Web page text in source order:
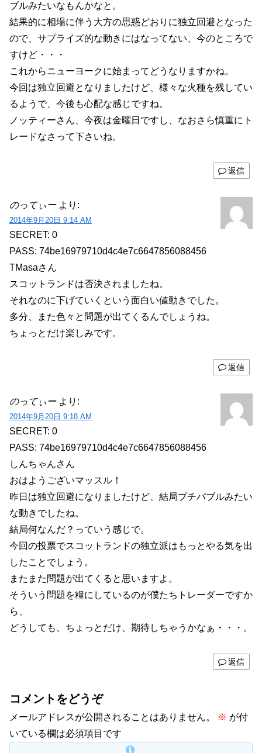
ブルみたいなもんかなと。
結果的に相場に伴う大方の思惑どおりに独立回避となった
ので、サプライズ的な動きにはなってない、今のところで
すけど・・・
これからニューヨークに始まってどうなりますかね。
今回は独立回避となりましたけど、様々な火種を残してい
るようで、今後も心配な感じですね。
ノッティーさん、今夜は金曜日ですし、なおさら慎重にト
レードなさって下さいね。
返信
のってぃー より:
2014年9月20日 9:14 AM
SECRET: 0
PASS: 74be16979710d4c4e7c6647856088456
TMasaさん
スコットランドは否決されましたね。
それなのに下げていくという面白い値動きでした。
多分、また色々と問題が出てくるんでしょうね。
ちょっとだけ楽しみです。
返信
のってぃー より:
2014年9月20日 9:18 AM
SECRET: 0
PASS: 74be16979710d4c4e7c6647856088456
しんちゃんさん
おはようございマッスル！
昨日は独立回避になりましたけど、結局プチバブルみたい
な動きでしたね。
結局何なんだ？っていう感じで。
今回の投票でスコットランドの独立派はもっとやる気を出
したことでしょう。
またまた問題が出てくると思いますよ。
そういう問題を糧にしているのが僕たちトレーダーですか
ら、
どうしても、ちょっとだけ、期待しちゃうかなぁ・・・。
返信
コメントをどうぞ
メールアドレスが公開されることはありません。 ※ が付
いている欄は必須項目です